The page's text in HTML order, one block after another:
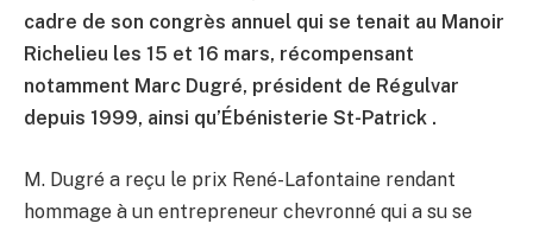
cadre de son congrès annuel qui se tenait au Manoir
Richelieu les 15 et 16 mars, récompensant
notamment Marc Dugré, président de Régulvar
depuis 1999, ainsi qu’Ébénisterie St-Patrick .
M. Dugré a reçu le prix René-Lafontaine rendant
hommage à un entrepreneur chevronné qui a su se